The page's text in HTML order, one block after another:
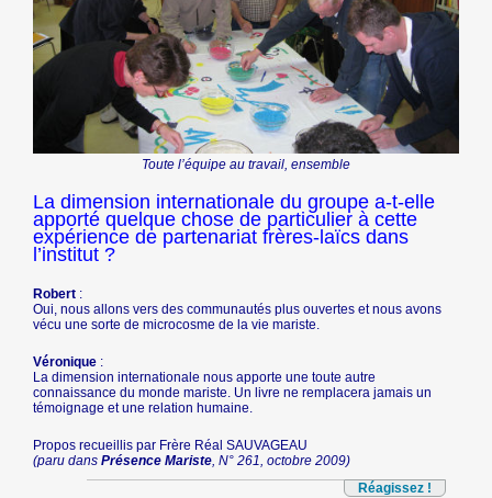
Toute l’équipe au travail, ensemble
La dimension internationale du groupe a-t-elle
apporté quelque chose de particulier à cette
expérience de partenariat frères-laïcs dans
l’institut ?
Robert :
Oui, nous allons vers des communautés plus ouvertes et nous avons
vécu une sorte de microcosme de la vie mariste.
Véronique :
La dimension internationale nous apporte une toute autre
connaissance du monde mariste. Un livre ne remplacera jamais un
témoignage et une relation humaine.
Propos recueillis par Frère Réal SAUVAGEAU
(paru dansPrésence Mariste, N° 261, octobre 2009)
Réagissez !